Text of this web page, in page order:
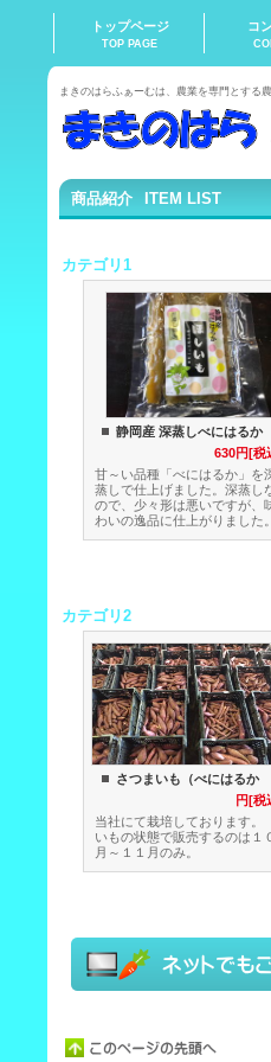
まきのはらふぁーむは、農業を専門とする
商品紹介 ITEM LIST
カテゴリ1
静岡産 深蒸しべにはるか
630円[税
甘～い品種「べにはるか」を
蒸しで仕上げました。深蒸し
ので、少々形は悪いですが、
わいの逸品に仕上がりました。
カテゴリ2
さつまいも（べにはるか
円[税
当社にて栽培しております。
いもの状態で販売するのは１
月～１１月のみ。
トップページ
TOP PAGE
コ